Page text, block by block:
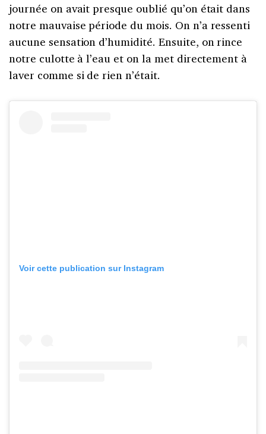
journée on avait presque oublié qu’on était dans
notre mauvaise période du mois. On n’a ressenti
aucune sensation d’humidité. Ensuite, on rince
notre culotte à l’eau et on la met directement à
laver comme si de rien n’était.
Voir cette publication sur Instagram